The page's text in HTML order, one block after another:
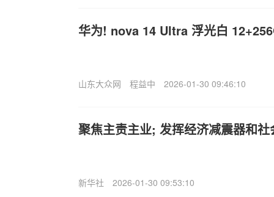
华为! nova 14 Ultra 浮光白
山东大众网 程益中 2026-01-30 09:46:10
聚焦主责主业; 发挥经济减震器和
新华社 2026-01-30 09:53:10